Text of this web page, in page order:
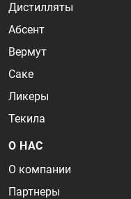
Дистилляты
Абсент
Вермут
Саке
Ликеры
Текила
О НАС
О компании
Партнеры